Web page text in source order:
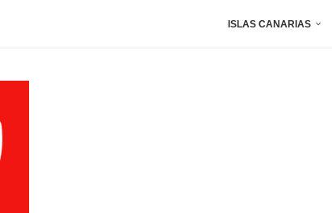
ISLAS CANARIAS